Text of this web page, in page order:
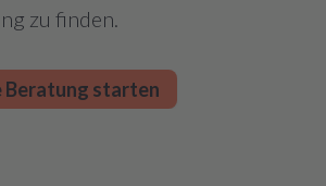
zu finden.
Beratung starten